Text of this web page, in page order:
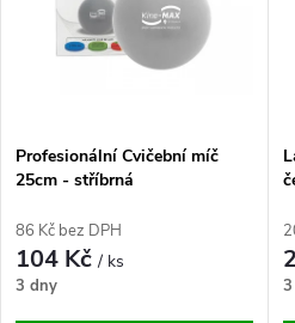
Profesionální Cvičební míč
25cm - stříbrná
86 Kč bez DPH
104 Kč/ ks
3 dny